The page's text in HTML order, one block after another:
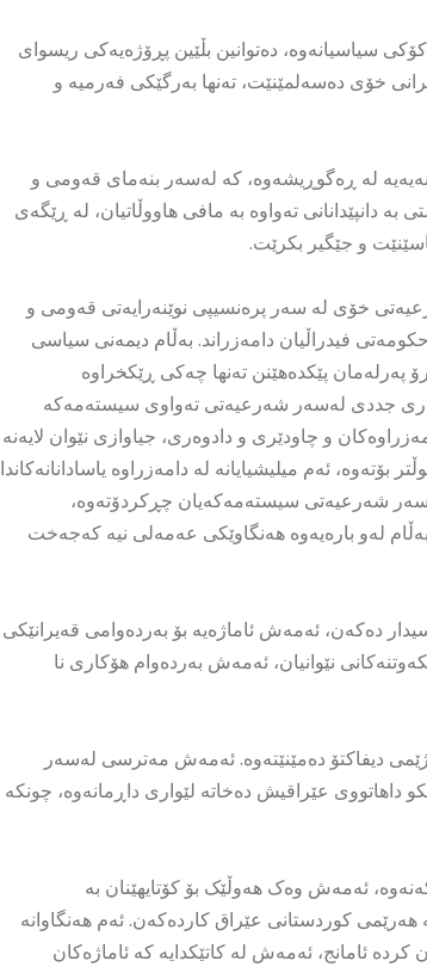
سیاسیانەوە، دەتوانین بڵێین پڕۆژەیەکی ریسوای
خۆی دەسەلمێنێت، تەنها بەرگێکی فەرمیە و
لە ڕەگوڕیشەوە، کە لەسەر بنەمای قەومی و
بە دانپێدانانی تەواوە بە مافی هاووڵاتیان، لە ڕێگەی
و جێگیر بکرێت.
سیستەمی سیاسی نوێ لە عێراق لە ساڵی ٢٠٠٣، شەرعیەتی خۆی لە سەر پرەنسیپی نوێنەرایەتی قەومی و
فیدراڵیان دامەزراند. بەڵام دیمەنی سیاسی
پەرلەمان پێکدەهێنن تەنها چەکی ڕێکخراوە
جددی لەسەر شەرعیەتی تەواوی سیستەمەکە
و چاودێری و دادوەری، جیاوازی نێوان لایەنە
ئەم میلیشیایانە لە دامەزراوە یاسادانانەکاندا
شەرعیەتی سیستەمەکەیان چڕکردۆتەوە،
لەو بارەیەوە هەنگاوێکی عەمەلی نیە کەجەخت
دەکەن، ئەمەش ئاماژەیە بۆ بەردەوامی قەیرانێکی
نێوانیان، ئەمەش بەردەوام هۆکاری نا
دیفاکتۆ دەمێنێتەوە. ئەمەش مەترسی لەسەر
داهاتووی عێراقیش دەخاتە لێواری داڕمانەوە، چونکە
ئەمەش وەک هەوڵێک بۆ کۆتایهێنان بە
هەرێمی کوردستانی عێراق کاردەکەن. ئەم هەنگاوانە
ئامانج، ئەمەش لە کاتێکدایە کە ئاماژەکان